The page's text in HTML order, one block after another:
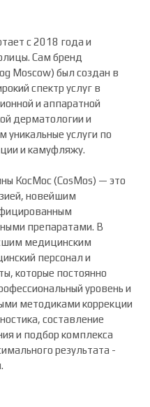
с 2018 года и
Сам бренд
Moscow) был создан в
спектр услуг в
и аппаратной
дерматологии и
уникальные услуги по
и камуфляжу.
КосМос (CosMos) — это
новейшим
препаратами. В
медицинским
персонал и
которые постоянно
уровень и
методиками коррекции
составление
и подбор комплекса
результата -